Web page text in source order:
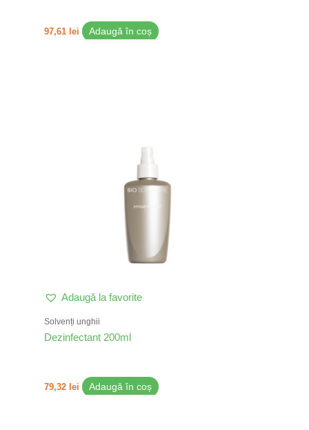
97,61 lei Adaugă în coș
Adaugă la favorite
Solvenți unghii
Dezinfectant 200ml
79,32 lei Adaugă în coș